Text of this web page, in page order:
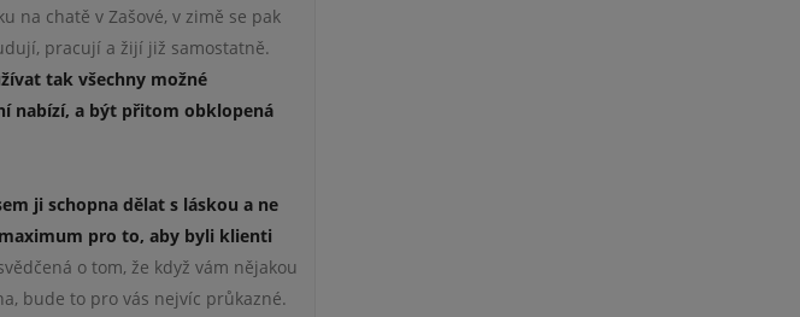
na chatě v Zašové, v zimě se pak
pracují a žijí již samostatně.
tak všechny možné
nabízí, a být přitom obklopená
ji schopna dělat s láskou a ne
pro to, aby byli klienti
o tom, že když vám nějakou
bude to pro vás nejvíc průkazné.